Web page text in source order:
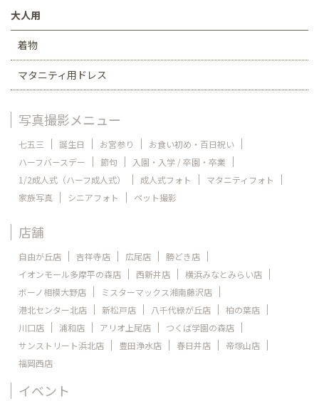
大人用
着物
マタニティ用ドレス
写真撮影メニュー
七五三 誕生日 お宮参り
お食い初め・百日祝い
ハーフバースデー
節句
入園・入学 / 卒園・卒業
1/2成人式（ハーフ成人式）
成人式フォト
マタニティフォト
家族写真
シニアフォト ペット撮影
店舗
自由が丘店 吉祥寺店 広尾店
勝どき店
イオンモール多摩平の森店
西新井店
横浜みなとみらい店
ボーノ相模大野店
ミスターマックス湘南藤沢店
港北センター北店
新松戸店 八千代緑が丘店
柏の葉店
川口店
浦和店 アリオ上尾店
つくば学園の森店
サンストリート浜北店
豊田浄水店 春日井店
帝塚山店
福岡西店
イベント